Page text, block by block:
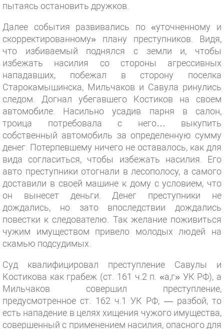
пытаясь остановить дружков.
Далее события развивались по «уточненному и
скорректированному» плану преступников. Видя,
что избиваемый поднялся с земли и, чтобы
избежать насилия со стороны агрессивных
нападавших, побежал в сторону поселка
Старокамышинска, Мильчаков и Савула ринулись
следом. Догнал убегавшего Костиков на своем
автомобиле. Насильно усадив парня в салон,
троица потребовала с него… выкупить
собственный автомобиль за определенную сумму
денег. Потерпевшему ничего не оставалось, как для
вида согласиться, чтобы избежать насилия. Его
авто преступники отогнали в лесополосу, а самого
доставили в своей машине к дому с условием, что
он вынесет деньги. Денег преступники не
дождались, но зато впоследствии дождались
повестки к следователю. Так желание поживиться
чужим имуществом привело молодых людей на
скамью подсудимых.
Суд квалифицировал преступление Савулы и
Костикова как грабеж (ст. 161 ч.2 п. «а,г» УК РФ), а
Мильчаков совершил преступление,
предусмотренное ст. 162 ч.1 УК РФ, — разбой, то
есть нападение в целях хищения чужого имущества,
совершенный с применением насилия, опасного для